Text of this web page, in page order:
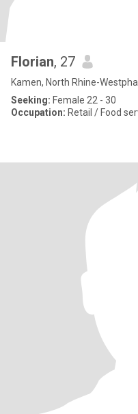
Florian, 27
Kamen, North Rhine-
Seeking: Female 22 - 30
Occupation: Retail / Food